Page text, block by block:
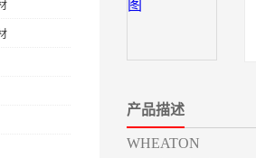
产品描述
WHEATON